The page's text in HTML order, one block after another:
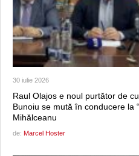
30 iulie 2026
Raul Olajos e noul purtător de
Bunoiu se mută în conducere la
Mihălceanu
de: Marcel Hoster